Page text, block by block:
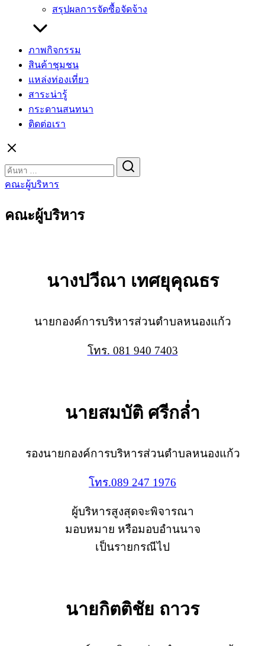
สรุปผลการจัดซื้อจัดจ้าง
ภาพกิจกรรม
สินค้าชุมชน
แหล่งท่องเที่ยว
สาระน่ารู้
กระดานสนทนา
ติดต่อเรา
for:
คณะผู้บริหาร
คณะผู้บริหาร
นางปวีณา เทศยุคุณธร
นายกองค์การบริหารส่วนตำบลหนองแก้ว
โทร. 081 940 7403
นายสมบัติ ศรีกล่ำ
รองนายกองค์การบริหารส่วนตำบลหนองแก้ว
โทร.089 247 1976
ผู้บริหารสูงสุดจะพิจารณา
มอบหมาย หรือมอบอำนนาจ
เป็นรายกรณีไป
นายกิตติชัย ถาวร